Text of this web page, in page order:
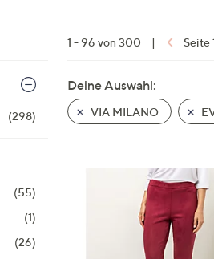
und
unten
oder
wischen
Geräten
(298)
(55)
(1)
(26)
1 - 96 von 300 | Seite
Deine Auswahl:
VIA MILANO